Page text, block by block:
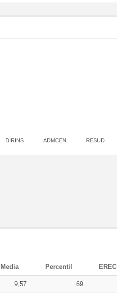
DIRINS ADMCEN RESUD
Media Percentil EREC
9,57 69